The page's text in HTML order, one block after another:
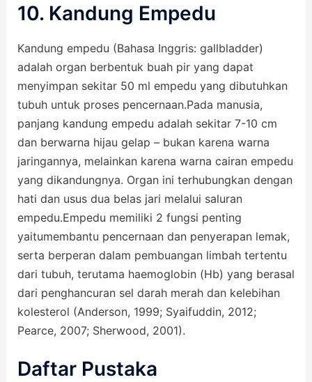
10. Kandung Empedu
Kandung empedu (Bahasa Inggris: gallbladder)
adalah organ berbentuk buah pir yang dapat
menyimpan sekitar 50 ml empedu yang dibutuhkan
tubuh untuk proses pencernaan.Pada manusia,
panjang kandung empedu adalah sekitar 7-10 cm
dan berwarna hijau gelap – bukan karena warna
jaringannya, melainkan karena warna cairan empedu
yang dikandungnya. Organ ini terhubungkan dengan
hati dan usus dua belas jari melalui saluran
empedu.Empedu memiliki 2 fungsi penting
yaitumembantu pencernaan dan penyerapan lemak,
serta berperan dalam pembuangan limbah tertentu
dari tubuh, terutama haemoglobin (Hb) yang berasal
dari penghancuran sel darah merah dan kelebihan
kolesterol (Anderson, 1999; Syaifuddin, 2012;
Pearce, 2007; Sherwood, 2001).
Daftar Pustaka